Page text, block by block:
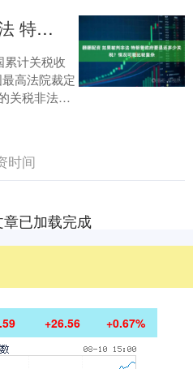
翻翻配资 如果被判非法 特朗普政府要退还多少关税？情况可能比较复杂
累计关税收
高法院裁定
关税非法，
是否追
时间
已加载完成
+26.56 +0.67%